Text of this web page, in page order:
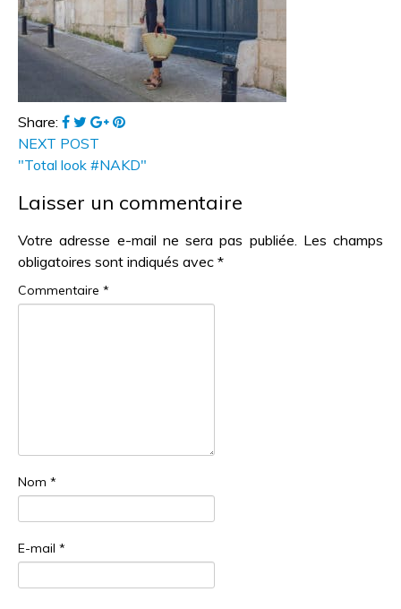
Share:
NEXT POST
"Total look #NAKD"
Laisser un commentaire
Votre adresse e-mail ne sera pas publiée. Les champs
obligatoires sont indiqués avec *
Commentaire *
Nom *
E-mail *